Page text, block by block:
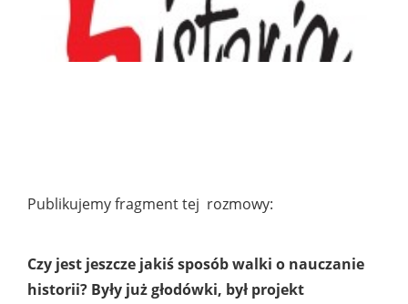
Publikujemy fragment tej rozmowy:
Czy jest jeszcze jakiś sposób walki o nauczanie
historii? Były już głodówki, był projekt